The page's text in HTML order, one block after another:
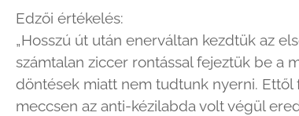
Edzői értékelés:
„Hosszú út után enerváltan kezdtük az
számtalan ziccer rontással fejeztük be a
döntések miatt nem tudtunk nyerni.
meccsen az anti-kézilabda volt végül